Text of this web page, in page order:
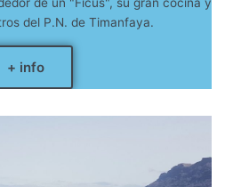
del P.N. de Timanfaya.
+ info